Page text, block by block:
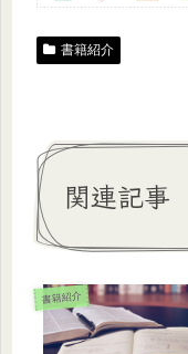
書籍紹介
関連記事
書籍紹介